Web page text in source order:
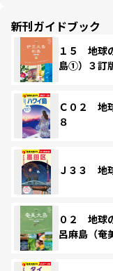
新刊ガイドブック
１５ 地球
島①）３訂
Ｃ０２ 地
８
Ｊ３３ 地
０２ 地球
呂麻島（